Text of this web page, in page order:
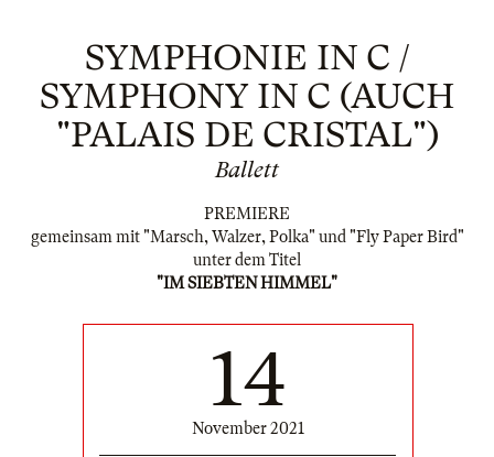
SYMPHONIE IN C /
SYMPHONY IN C (AUCH
"PALAIS DE CRISTAL")
Ballett
PREMIERE
gemeinsam mit "Marsch, Walzer, Polka" und "Fly Paper Bird"
unter dem Titel
"IM SIEBTEN HIMMEL"
14
November 2021